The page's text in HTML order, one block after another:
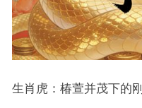
生肖虎：椿萱并茂下的